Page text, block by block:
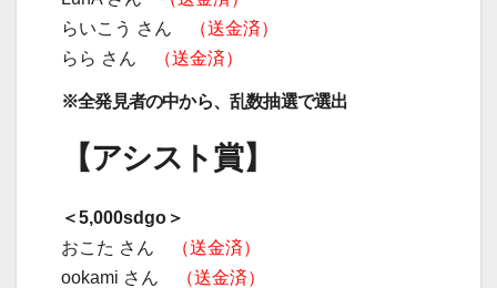
らいこう さん
（送金済）
らら さん
（送金済）
※全発見者の中から、乱数抽選で選出
【アシスト賞】
＜5,000sdgo＞
おこた さん
（送金済）
ookami さん
（送金済）